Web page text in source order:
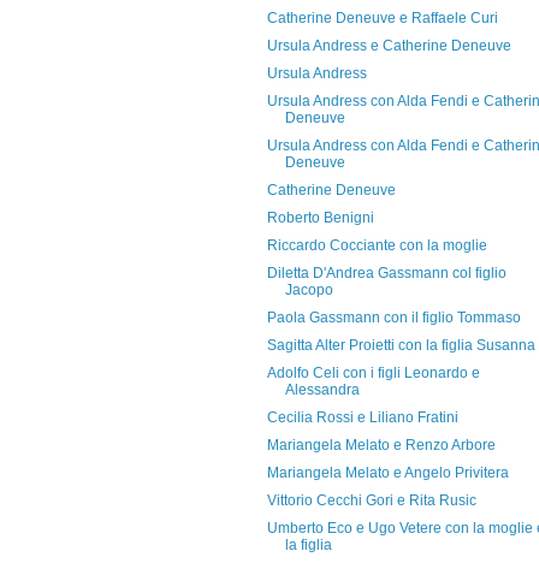
Catherine Deneuve e Raffaele Curi
Ursula Andress e Catherine Deneuve
Ursula Andress
Ursula Andress con Alda Fendi e
Deneuve
Ursula Andress con Alda Fendi e
Deneuve
Catherine Deneuve
Roberto Benigni
Riccardo Cocciante con la moglie
Diletta D'Andrea Gassmann col figlio
Jacopo
Paola Gassmann con il figlio Tommaso
Sagitta Alter Proietti con la figlia Susanna
Adolfo Celi con i figli Leonardo e
Alessandra
Cecilia Rossi e Liliano Fratini
Mariangela Melato e Renzo Arbore
Mariangela Melato e Angelo Privitera
Vittorio Cecchi Gori e Rita Rusic
Umberto Eco e Ugo Vetere con la moglie
la figlia